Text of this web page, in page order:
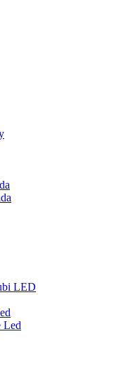
LED
Led